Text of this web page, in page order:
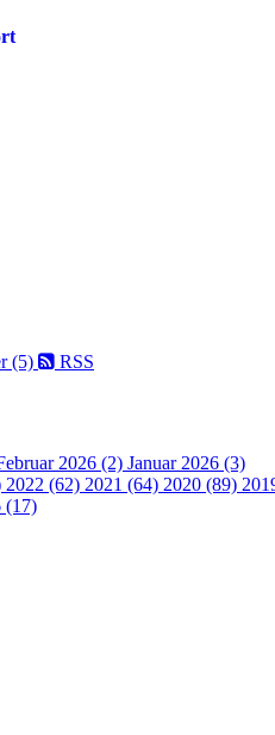
(5) RSS
2026 (2) Januar 2026 (3)
2022 (62) 2021 (64) 2020 (89)
(17)